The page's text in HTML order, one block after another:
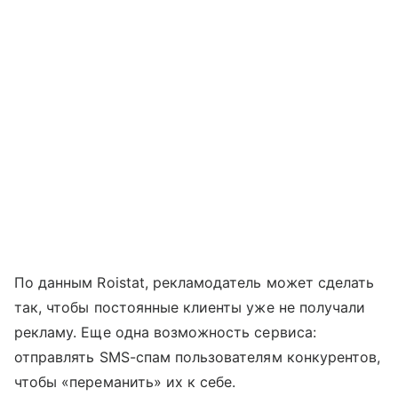
По данным Roistat, рекламодатель может сделать
так, чтобы постоянные клиенты уже не получали
рекламу. Еще одна возможность сервиса:
отправлять SMS-спам пользователям конкурентов,
чтобы «переманить» их к себе.